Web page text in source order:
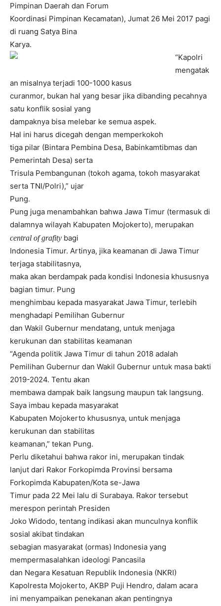
Pimpinan Daerah dan Forum
Koordinasi Pimpinan Kecamatan), Jumat 26 Mei 2017 pagi
di ruang Satya Bina
Karya.
“Kapolri
mengatak
an misalnya terjadi 100-1000 kasus
curanmor, bukan hal yang besar jika dibanding pecahnya
satu konflik sosial yang
dampaknya bisa melebar ke semua aspek.
Hal ini harus dicegah dengan memperkokoh
tiga pilar (Bintara Pembina Desa, Babinkamtibmas dan
Pemerintah Desa) serta
Trisula Pembangunan (tokoh agama, tokoh masyarakat
serta TNI/Polri),” ujar
Pung.
Pung juga menambahkan bahwa Jawa Timur (termasuk di
dalamnya wilayah Kabupaten Mojokerto), merupakan
central of grafity bagi
Indonesia Timur. Artinya, jika keamanan di Jawa Timur
terjaga stabilitasnya,
maka akan berdampak pada kondisi Indonesia khususnya
bagian timur. Pung
menghimbau kepada masyarakat Jawa Timur, terlebih
menghadapi Pemilihan Gubernur
dan Wakil Gubernur mendatang, untuk menjaga
kerukunan dan stabilitas keamanan
“Agenda politik Jawa Timur di tahun 2018 adalah
Pemilihan Gubernur dan Wakil Gubernur untuk masa bakti
2019-2024. Tentu akan
membawa dampak baik langsung maupun tak langsung.
Saya imbau kepada masyarakat
Kabupaten Mojokerto khususnya, untuk menjaga
kerukunan dan stabilitas
keamanan,” tekan Pung.
Perlu diketahui bahwa rakor ini, merupakan tindak
lanjut dari Rakor Forkopimda Provinsi bersama
Forkopimda Kabupaten/Kota se-Jawa
Timur pada 22 Mei lalu di Surabaya. Rakor tersebut
merespon perintah Presiden
Joko Widodo, tentang indikasi akan munculnya konflik
sosial akibat tindakan
sebagian masyarakat (ormas) Indonesia yang
mempermasalahkan ideologi Pancasila
dan Negara Kesatuan Republik Indonesia (NKRI)
Kapolresta Mojokerto, AKBP Puji Hendro, dalam acara
ini menyampaikan penekanan akan pentingnya